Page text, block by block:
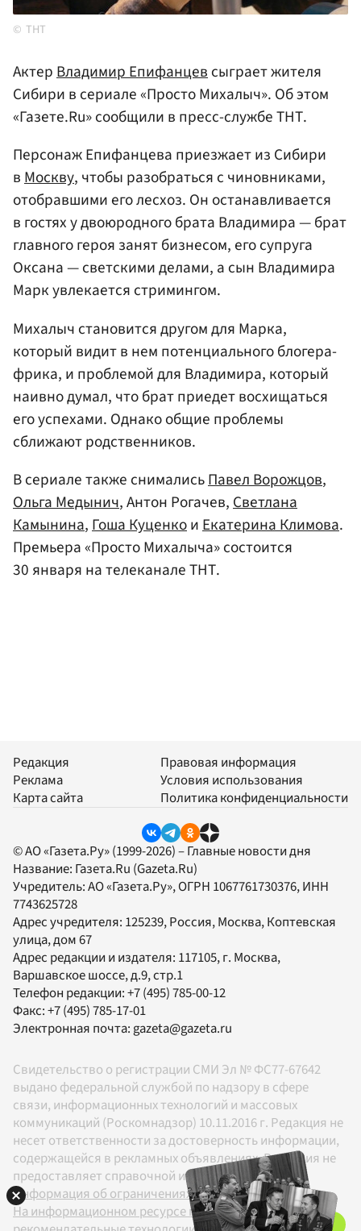
ТНТ
АктерВладимир Епифанцевсыграет жителя
Сибири в сериале «Просто Михалыч». Об этом
«Газете.Ru» сообщили в пресс-службе ТНТ.
Персонаж Епифанцева приезжает из Сибири
вМоскву, чтобы разобраться с чиновниками,
отобравшими его лесхоз. Он останавливается
в гостях у двоюродного брата Владимира — брат
главного героя занят бизнесом, его супруга
Оксана — светскими делами, а сын Владимира
Марк увлекается стримингом.
Михалыч становится другом для Марка,
который видит в нем потенциального блогера-
фрика, и проблемой для Владимира, который
наивно думал, что брат приедет восхищаться
его успехами. Однако общие проблемы
сближают родственников.
В сериале также снималисьПавел Ворожцов,
Ольга Медынич, Антон Рогачев,Светлана
Камынина,Гоша КуценкоиЕкатерина Климова.
Премьера «Просто Михалыча» состоится
30 января на телеканале ТНТ.
Редакция
Реклама
Карта сайта
Правовая информация
Условия использования
Политика конфиденциальности
© АО «Газета.Ру» (1999-2026) – Главные новости дня
Название: Газета.Ru (Gazeta.Ru)
Учредитель:АО «Газета.Ру», ОГРН 1067761730376, ИНН
7743625728
Адрес учредителя: 125239, Россия, Москва, Коптевская
улица, дом 67
Адрес редакции и издателя: 117105, г. Москва,
Варшавское шоссе, д.9, стр.1
Телефон редакции:+7 (495) 785-00-12
Факс:+7 (495) 785-17-01
Электронная почта:gazeta@gazeta.ru
Свидетельство о регистрации СМИ Эл № ФС77-67642
выдано федеральной службой по надзору в сфере
связи, информационных технологий и массовых
коммуникаций (Роскомнадзор) 10.11.2016 г. Редакция не
несет ответственности за достоверность информации,
содержащейся в рекламных объявлениях. Редакция не
предоставляет справочной информации.
Информация об ограничениях
На информационном ресурсе применяются